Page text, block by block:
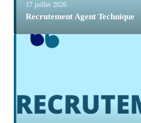
17 juillet 2026
Recrutement Agent Technique